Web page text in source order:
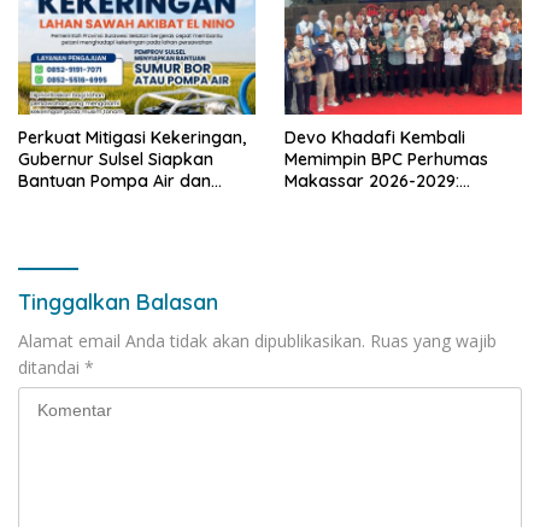
Perkuat Mitigasi Kekeringan,
Gubernur Sulsel Siapkan
Bantuan Pompa Air dan
Devo Khadafi Kembali
Memimpin BPC Perhumas
Makassar 2026-2029:
Tinggalkan Balasan
Alamat email Anda tidak akan dipublikasikan. Ruas yang wajib
ditandai *